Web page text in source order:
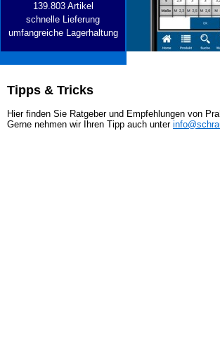
139.803 Artikel
schnelle Lieferung
umfangreiche Lagerhaltung
Tipps & Tricks
Hier finden Sie Ratgeber und Empfehlungen von
Gerne nehmen wir Ihren Tipp auch unter